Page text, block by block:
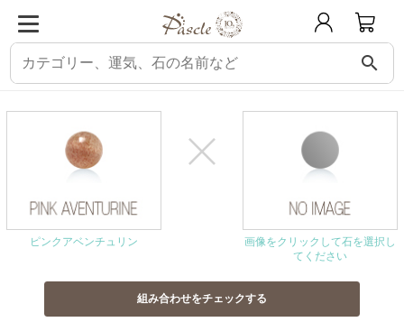
search
パスクル 組み合わせ・相性チェック ピンクアベンチュリンと相性の良い石
ピンクアベンチュリン
画像をクリックして石を選択し
てください